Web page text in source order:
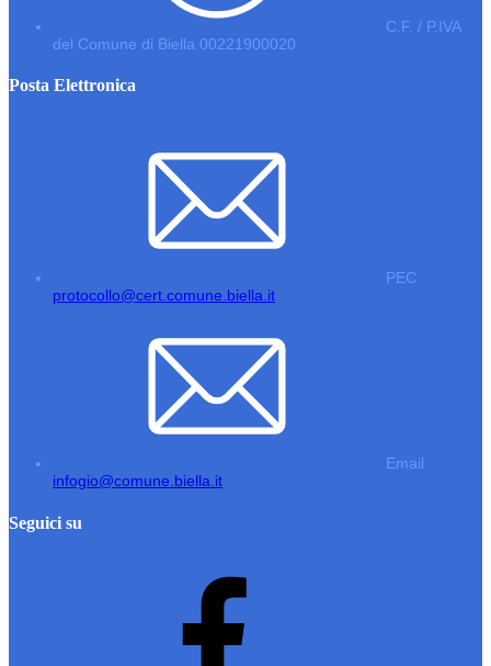
C.F. / P.IVA
del Comune di Biella 00221900020
Posta Elettronica
PEC
protocollo@cert.comune.biella.it
Email
infogio@comune.biella.it
Seguici su